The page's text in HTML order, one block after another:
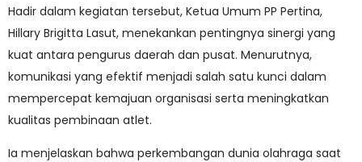
Hadir dalam kegiatan tersebut, Ketua Umum PP Pertina,
Hillary Brigitta Lasut, menekankan pentingnya sinergi yang
kuat antara pengurus daerah dan pusat. Menurutnya,
komunikasi yang efektif menjadi salah satu kunci dalam
mempercepat kemajuan organisasi serta meningkatkan
kualitas pembinaan atlet.
Ia menjelaskan bahwa perkembangan dunia olahraga saat